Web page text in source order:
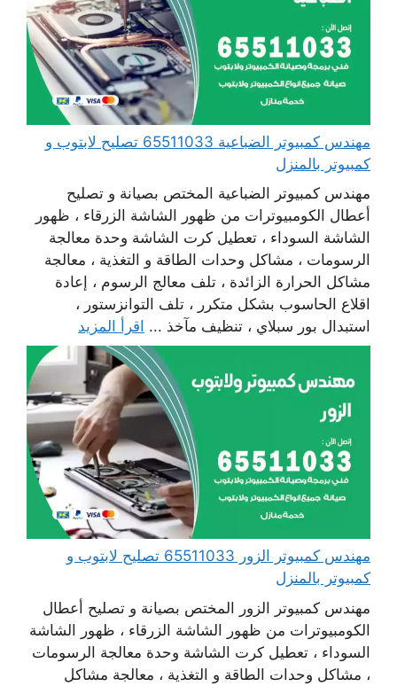
مهندس كمبيوتر الضباعية 65511033 تصليح لابتوب و
كمبيوتر بالمنزل
مهندس كمبيوتر الضباعية المختص بصيانة و تصليح
أعطال الكومبيوترات من ظهور الشاشة الزرقاء ، ظهور
الشاشة السوداء ، تعطيل كرت الشاشة وحدة معالجة
الرسومات ، مشاكل وحدات الطاقة و التغذية ، معالجة
مشاكل الحرارة الزائدة ، تلف معالج الرسوم ، إعادة
اقلاع الحاسوب بشكل متكرر ، تلف التوانزستور ،
استبدال بور سبلاي ، تنظيف مآخذ ... اقرأ المزيد
مهندس كمبيوتر الزور 65511033 تصليح لابتوب و
كمبيوتر بالمنزل
مهندس كمبيوتر الزور المختص بصيانة و تصليح أعطال
الكومبيوترات من ظهور الشاشة الزرقاء ، ظهور الشاشة
السوداء ، تعطيل كرت الشاشة وحدة معالجة الرسومات
، مشاكل وحدات الطاقة و التغذية ، معالجة مشاكل